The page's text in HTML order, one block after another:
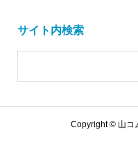
サイト内検索
Copyright ©山コ